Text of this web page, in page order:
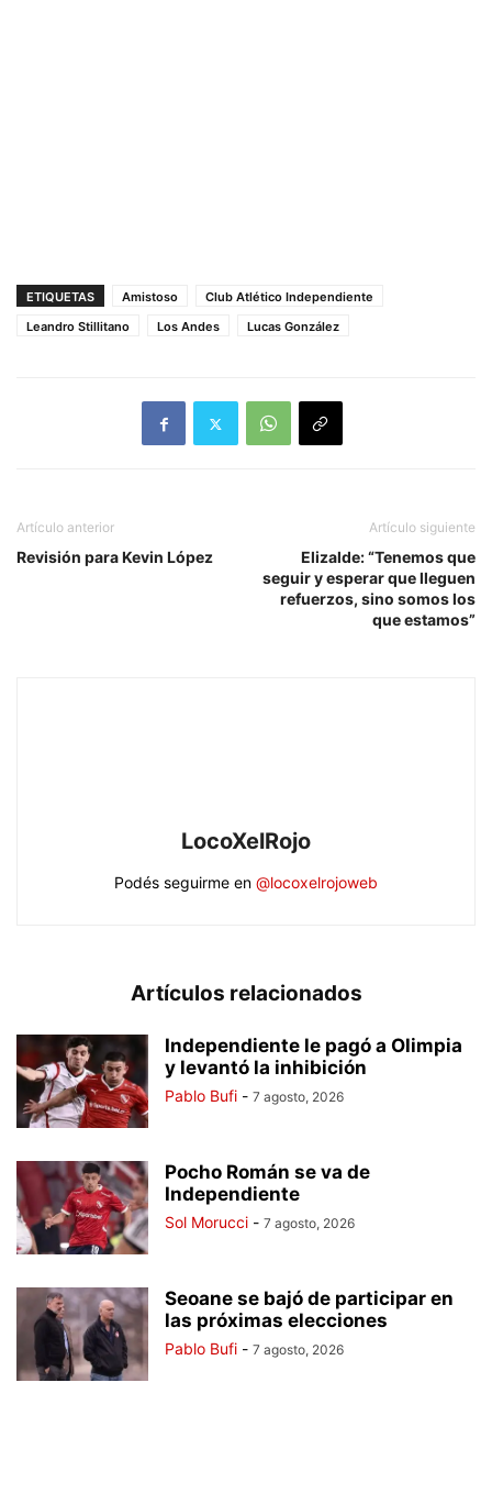
ETIQUETAS Amistoso
Club Atlético Independiente
Leandro Stillitano
Los Andes Lucas González
Artículo anterior
Revisión para Kevin López
Artículo siguiente
Elizalde: “Tenemos que
seguir y esperar que lleguen
refuerzos, sino somos los
que estamos”
LocoXelRojo
Podés seguirme en @locoxelrojoweb
Artículos relacionados
Independiente le pagó a Olimpia
y levantó la inhibición
Pablo Bufi - 7 agosto, 2026
Pocho Román se va de
Independiente
Sol Morucci - 7 agosto, 2026
Seoane se bajó de participar en
las próximas elecciones
Pablo Bufi - 7 agosto, 2026